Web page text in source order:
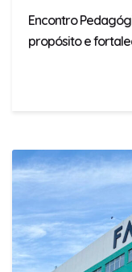
Encontro
propósito e